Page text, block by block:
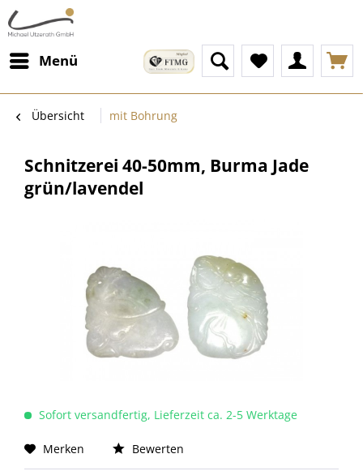
Menü
Übersicht mit Bohrung
Schnitzerei 40-50mm, Burma Jade
grün/lavendel
Sofort versandfertig, Lieferzeit ca. 2-5 Werktage
Merken Bewerten